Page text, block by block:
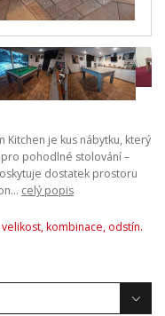
Kitchen je kus nábytku, který
pohodlné stolování –
dostatek prostoru
celý popis
kombinace, odstín.